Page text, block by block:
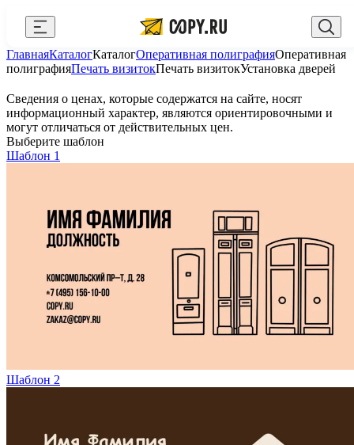
Выберите город Войти
+7 (495) 156-10-00 zakaz@copy.ru
AI Copy.ru
Сувениры с логотипом
Для бизнеса
Новости
Блог
Генератор QR-кодов
Публичная оферта
Вакансии
Написать директору
Закрыть
ГлавнаяКаталогКаталогОперативная полиграфияОперативная
полиграфияПечать визитокПечать визитокУстановка дверей
Сведения о ценах, которые содержатся на сайте, носят
информационный характер, являются ориентировочными и
могут отличаться от действительных цен.
Выберите шаблон
Шаблон 1
Шаблон 2